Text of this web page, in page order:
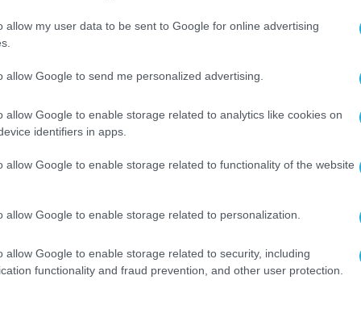
allow my user data to be sent to Google for online advertising
allow Google to send me personalized advertising.
allow Google to enable storage related to analytics like cookies on
identifiers in apps.
allow Google to enable storage related to functionality of the website
allow Google to enable storage related to personalization.
allow Google to enable storage related to security, including
functionality and fraud prevention, and other user protection.
Εισαγωγή Νέων Μετοχών της